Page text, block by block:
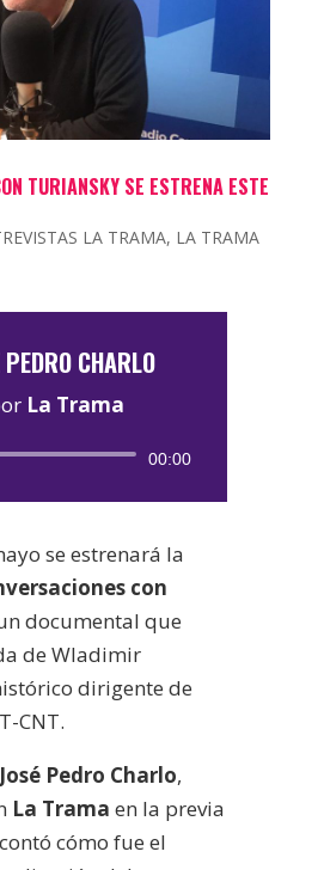
TURIANSKY SE ESTRENA ESTE
LA TRAMA, LA TRAMA
PEDRO CHARLO
La Trama
Reproductor
00:00
se estrenará la
con
documental que
de Wladimir
dirigente de
CNT.
José Pedro Charlo,
La Trama en la previa
cómo fue el